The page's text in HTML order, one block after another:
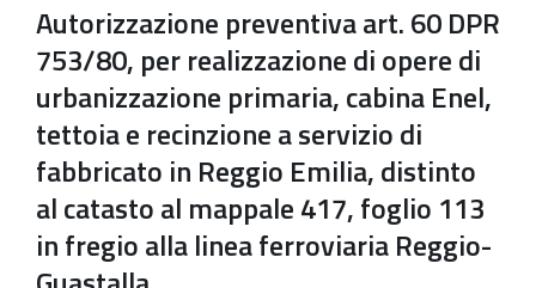
Autorizzazione preventiva art. 60 DPR
753/80, per realizzazione di opere di
urbanizzazione primaria, cabina Enel,
tettoia e recinzione a servizio di
fabbricato in Reggio Emilia, distinto
al catasto al mappale 417, foglio 113
in fregio alla linea ferroviaria Reggio-